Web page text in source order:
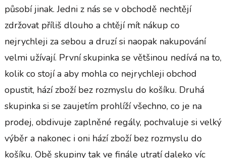
působí jinak. Jedni z nás se v obchodě nechtějí
zdržovat příliš dlouho a chtějí mít nákup co
nejrychleji za sebou a druzí si naopak nakupování
velmi užívají. První skupinka se většinou nedívá na to,
kolik co stojí a aby mohla co nejrychleji obchod
opustit, hází zboží bez rozmyslu do košíku. Druhá
skupinka si se zaujetím prohlíží všechno, co je na
prodej, obdivuje zaplněné regály, pochvaluje si velký
výběr a nakonec i oni hází zboží bez rozmyslu do
košíku. Obě skupiny tak ve finále utratí daleko víc